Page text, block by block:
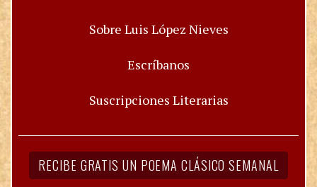
Sobre Luis López Nieves
Escríbanos
Suscripciones Literarias
RECIBE GRATIS UN POEMA CLÁSICO SEMANAL